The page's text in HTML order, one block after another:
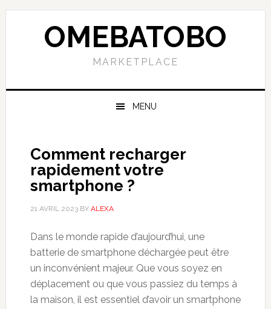
Skip
Skip
Skip
OMEBATOBO
MARKETPLACE
MENU
Comment recharger
rapidement votre
smartphone ?
21 AVRIL 2023BY ALEXA
Dans le monde rapide d’aujourd’hui, une
batterie de smartphone déchargée peut être
un inconvénient majeur. Que vous soyez en
déplacement ou que vous passiez du temps à
la maison, il est essentiel d’avoir un smartphone